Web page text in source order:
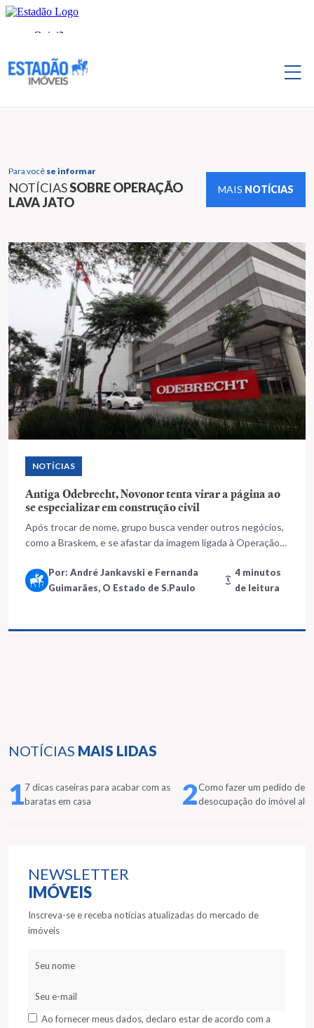
Para você se informar
NOTÍCIASSOBRE OPERAÇÃO
LAVA JATO
MAIS NOTÍCIAS
NOTÍCIAS MAIS LIDAS
17 dicas caseiras para acabar com as
baratas em casa
2Como fazer um pedido de
desocupação do imóvel
NEWSLETTER
IMÓVEIS
Inscreva-se e receba notícias atualizadas do mercado de
imóveis
Ao fornecer meus dados, declaro estar de acordo com a
NOTÍCIAS
Antiga Odebrecht, Novonor tenta virar a página ao
se especializar em construção civil
Após trocar de nome, grupo busca vender outros negócios,
como a Braskem, e se afastar da imagem ligada à Operação
Por: André Jankavski e Fernanda
Guimarães, O Estado de S.Paulo
4 minutos
de leitura